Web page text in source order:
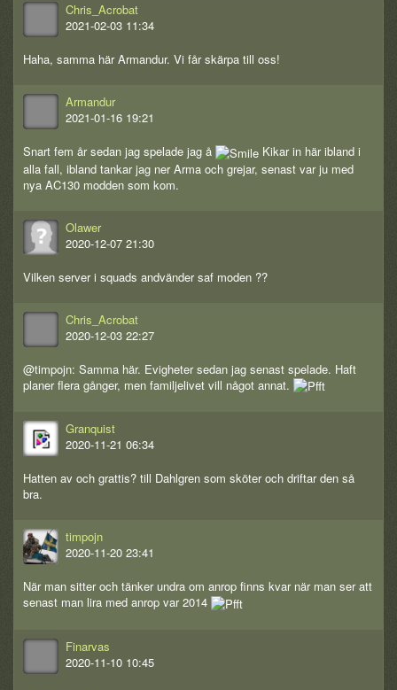
Chris_Acrobat
2021-02-03 11:34
Haha, samma här Armandur. Vi får skärpa till oss!
Armandur
2021-01-16 19:21
Snart fem år sedan jag spelade jag å
Kikar in här ibland i
alla fall, ibland tankar jag ner Arma och grejar, senast var ju med
nya AC130 modden som kom.
Olawer
2020-12-07 21:30
Vilken server i squads andvänder saf moden ??
Chris_Acrobat
2020-12-03 22:27
@timpojn: Samma här. Evigheter sedan jag senast spelade. Haft
planer flera gånger, men familjelivet vill något annat.
Granquist
2020-11-21 06:34
Hatten av och grattis? till Dahlgren som sköter och driftar den så
bra.
timpojn
2020-11-20 23:41
När man sitter och tänker undra om anrop finns kvar när man ser att
senast man lira med anrop var 2014
Finarvas
2020-11-10 10:45